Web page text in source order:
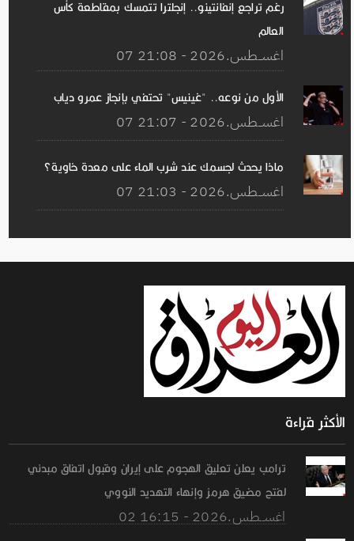
رغم تراجع إنفانتينو.. إنجلترا تتمسك بمقاطعة كأس
العالم
07 اغســطس.2026 - 21:08
الأول من نوعه.. "غينيس" تحتفي بإنجاز عمرو دياب
07 اغســطس.2026 - 21:07
ماذا يحدث لجسمك عند شرب الماء على معدة خاوية؟
07 اغســطس.2026 - 21:03
الأكثر قراءة
ترامب يعلن تعليق الهجوم على إيران وقبول اتفاق مبدئي
لفتح مضيق هرمز وإنهاء التهديد النووي
02 اغســطس.2026 - 16:15